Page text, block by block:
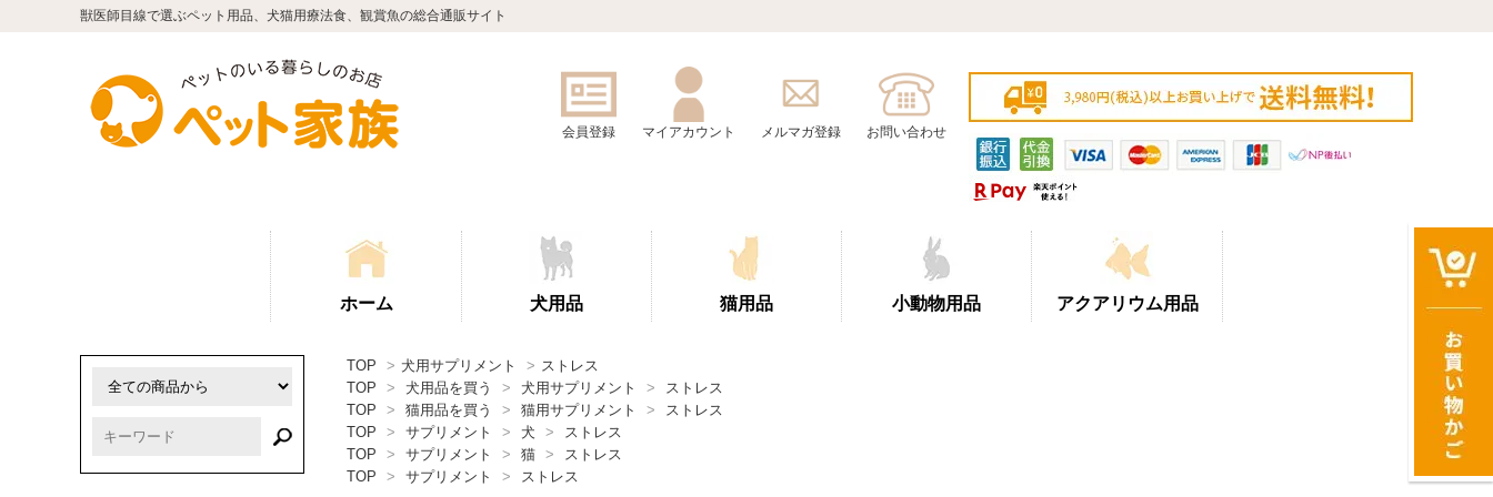
獣医師目線で選ぶペット用品、犬猫用療法食、観賞魚の総合通販サイト
会員登録 マイアカウント メルマガ登録 お問い合わせ
ホーム 犬用品 猫用品 小動物用品 アクアリウム用品
TOP > 犬用サプリメント > ストレス
TOP
> 犬用品を買う > 犬用サプリメント >
ストレス
TOP
> 猫用品を買う > 猫用サプリメント >
ストレス
TOP
> サプリメント > 犬 >
ストレス
TOP
> サプリメント > 猫 >
ストレス
TOP
> サプリメント > ストレス